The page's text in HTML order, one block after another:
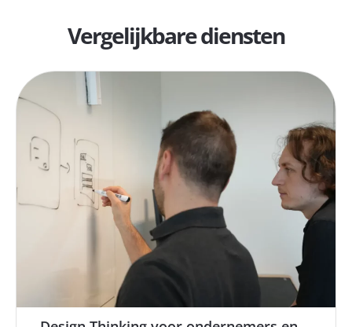
Vergelijkbare diensten